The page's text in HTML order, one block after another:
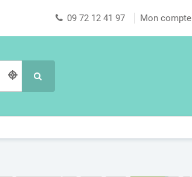
09 72 12 41 97 Mon compte